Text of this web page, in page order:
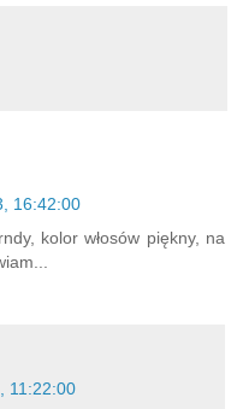
16:42:00
kolor włosów piękny, na
11:22:00